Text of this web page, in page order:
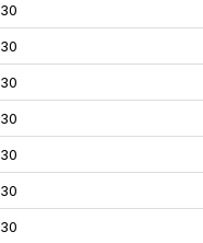
30
30
30
30
30
30
30